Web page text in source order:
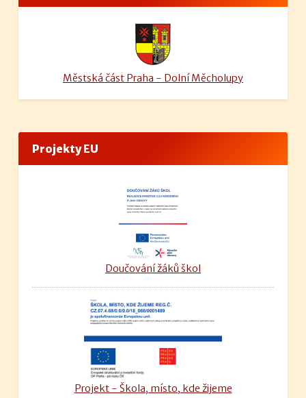
Městská část Praha - Dolní Měcholupy
Projekty EU
Doučování žáků škol
Projekt - Škola, místo, kde žijeme